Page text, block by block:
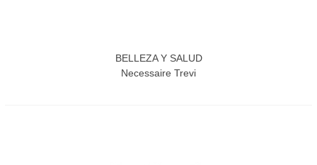
BELLEZA Y SALUD
Necessaire Trevi